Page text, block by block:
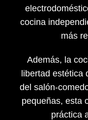
cocina
más
Además, la
libertad estética
del salón-
pequeñas, esta
práctica